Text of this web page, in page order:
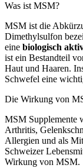
Was ist MSM?
MSM ist die
Dimethylsulfon
eine biologisch
ist ein Bestandteil
Haut und Haaren.
Schwefel eine
Die Wirkung von
MSM Supplemente
Arthritis,
Allergien und als
Schweizer
Wirkung von MSM.